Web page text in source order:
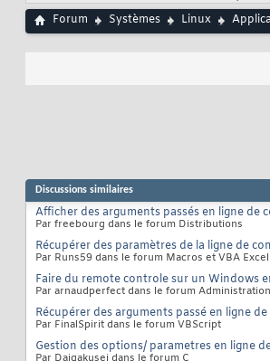
Forum
Systèmes Linux
Discussions similaires
Afficher des arguments passés en ligne de
Par freebourg dans le forum Distributions
Récupérer des paramètres de la ligne de
Par Runs59 dans le forum Macros et VBA Excel
Faire du remote controle sur un Windows
Par arnaudperfect dans le forum
Récupérer des arguments passé en ligne
Par FinalSpirit dans le forum VBScript
Gestion des options/ parametres en ligne